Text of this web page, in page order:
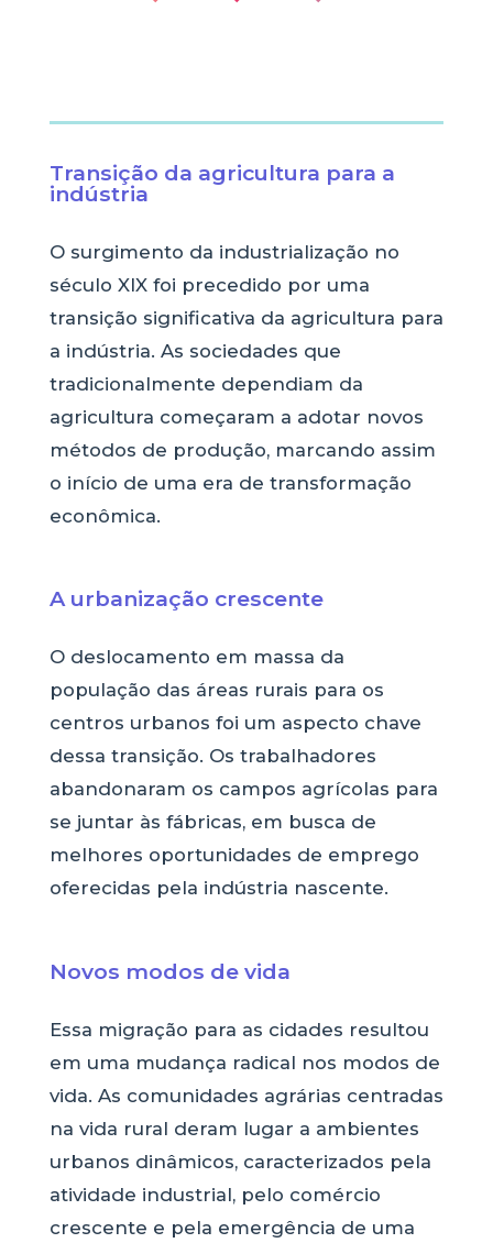
Transição da agricultura para a
indústria
O surgimento da industrialização no
século XIX foi precedido por uma
transição significativa da agricultura para
a indústria. As sociedades que
tradicionalmente dependiam da
agricultura começaram a adotar novos
métodos de produção, marcando assim
o início de uma era de transformação
econômica.
A urbanização crescente
O deslocamento em massa da
população das áreas rurais para os
centros urbanos foi um aspecto chave
dessa transição. Os trabalhadores
abandonaram os campos agrícolas para
se juntar às fábricas, em busca de
melhores oportunidades de emprego
oferecidas pela indústria nascente.
Novos modos de vida
Essa migração para as cidades resultou
em uma mudança radical nos modos de
vida. As comunidades agrárias centradas
na vida rural deram lugar a ambientes
urbanos dinâmicos, caracterizados pela
atividade industrial, pelo comércio
crescente e pela emergência de uma